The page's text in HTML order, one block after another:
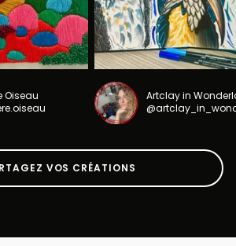
Oiseau
Artclay in
VOS CRÉATIONS